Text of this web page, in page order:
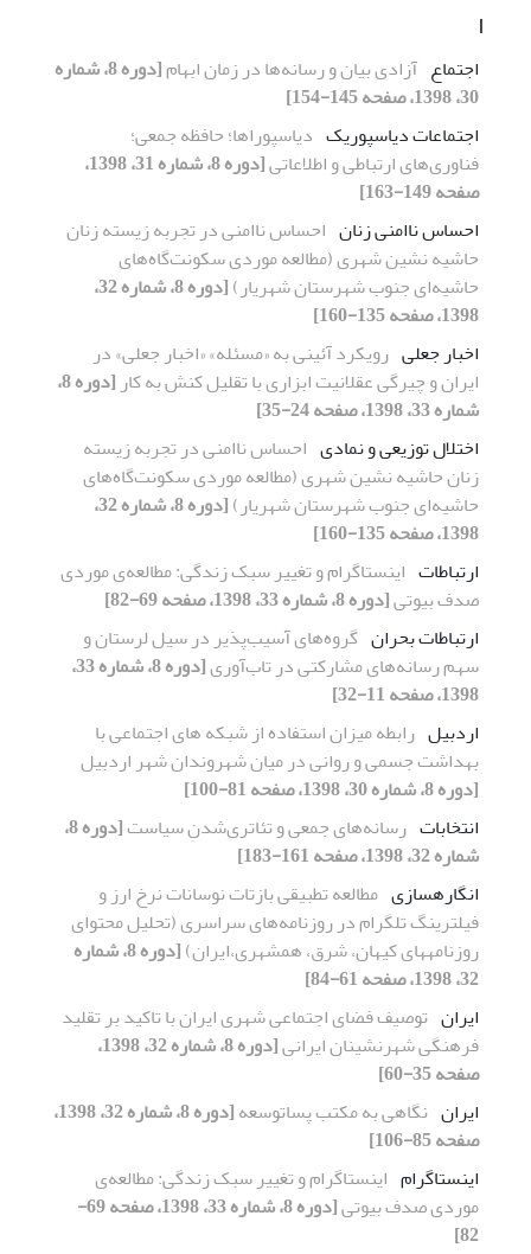
ا
اجتماع آزادی بیان و رسانه‌ها در زمان ابهام
[دوره 8، شماره
30، 1398، صفحه 145-154]
اجتماعات‌ دیاسپوریک دیاسپوراها؛ حافظه جمعی؛
فناوری‌های ارتباطی و اطلاعاتی
[دوره 8، شماره 31، 1398،
صفحه 149-163]
احساس ناامنی زنان احساس ناامنی در تجربه زیسته زنان
حاشیه نشین شهری (مطالعه موردی سکونت‌گاه‌های
حاشیه‌ای جنوب شهرستان شهریار)
[دوره 8، شماره 32،
1398، صفحه 135-160]
اخبار جعلی رویکرد آئینی به «مسئله» «اخبار جعلی» در
ایران و چیرگی عقلانیت ابزاری با تقلیل کنش به کار
[دوره 8،
شماره 33، 1398، صفحه 24-35]
اختلال توزیعی و نمادی احساس ناامنی در تجربه زیسته
زنان حاشیه نشین شهری (مطالعه موردی سکونت‌گاه‌های
حاشیه‌ای جنوب شهرستان شهریار)
[دوره 8، شماره 32،
1398، صفحه 135-160]
ارتباطات اینستاگرام و تغییر سبک زندگی: مطالعه‌ی موردی
صدف بیوتی[دوره 8، شماره 33، 1398، صفحه 69-82]
ارتباطات بحران گروه‌های آسیب‌پذیر در سیل لرستان و
سهم رسانه‌های مشارکتی در تاب‌آوری
[دوره 8، شماره 33،
1398، صفحه 11-32]
اردبیل رابطه میزان استفاده از شبکه های اجتماعی با
بهداشت جسمی و روانی در میان شهروندان شهر اردبیل
[دوره 8، شماره 30، 1398، صفحه 81-100]
انتخابات رسانه‌های جمعی و تئاتری‌شدنِ سیاست
[دوره 8،
شماره 32، 1398، صفحه 161-183]
انگاره‎سازی
مطالعه تطبیقی بازتات نوسانات نرخ ارز و
فیلترینگ تلگرام در روزنامه‌های سراسری (تحلیل محتوای
روزنامه‎های کیهان، شرق، همشهری،ایران)
[دوره 8، شماره
32، 1398، صفحه 61-84]
ایران توصیف فضای اجتماعی شهری ایران با تاکید بر تقلید
فرهنگی شهرنشینان ایرانی
[دوره 8، شماره 32، 1398،
صفحه 35-60]
ایران نگاهی به مکتب پساتوسعه
[دوره 8، شماره 32، 1398،
صفحه 85-106]
اینستاگرام اینستاگرام و تغییر سبک زندگی: مطالعه‌ی
موردی صدف بیوتی
[دوره 8، شماره 33، 1398، صفحه 69-
82]